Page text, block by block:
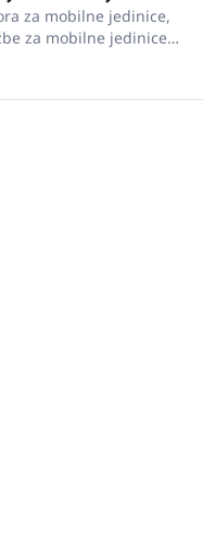
za mobilne jedinice,
za mobilne jedinice
pojačane mjere nadzora na
Gradiška spriječili pokušaj
teretnog vozila.